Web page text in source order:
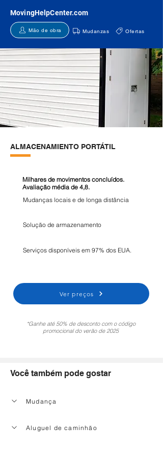
MovingHelpCenter.com
Mão de obra Mudanzas Ofertas
ALMACENAMIENTO PORTÁTIL
Milhares de movimentos concluídos.
Avaliação média de 4,8.
Mudanças locais e de longa distância
Solução de armazenamento
Serviços disponíveis em 97% dos EUA.
Ver preços
*Ganhe até 50% de desconto com o código
promocional do verão de 2025
Você também pode gostar
Mudança
Aluguel de caminhão